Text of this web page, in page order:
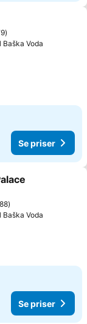
Baška Voda
Se priser
Baška Voda
Se priser